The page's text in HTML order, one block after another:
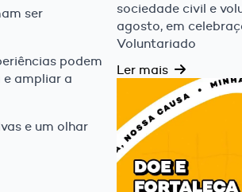
ser
podem
e ampliar a
e um olhar
sociedade civil e
agosto, em
Voluntariado
Ler mais